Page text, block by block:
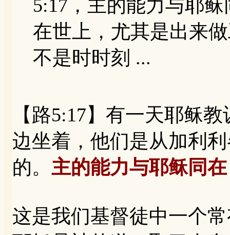
5:17，主的能力与耶
在世上，尤其是出来
不是时时刻 ...
【路5:17】有一天耶稣
边坐着，他们是从加利
的。 主的能力与耶稣同
这是我们基督徒中一个